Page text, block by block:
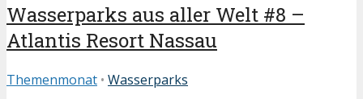
Wasserparks aus aller Welt #8 –
Atlantis Resort Nassau
Themenmonat • Wasserparks